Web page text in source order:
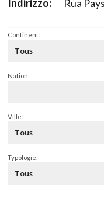
Indirizzo:
Rua
Continent:
Nation:
Ville:
Typologie: